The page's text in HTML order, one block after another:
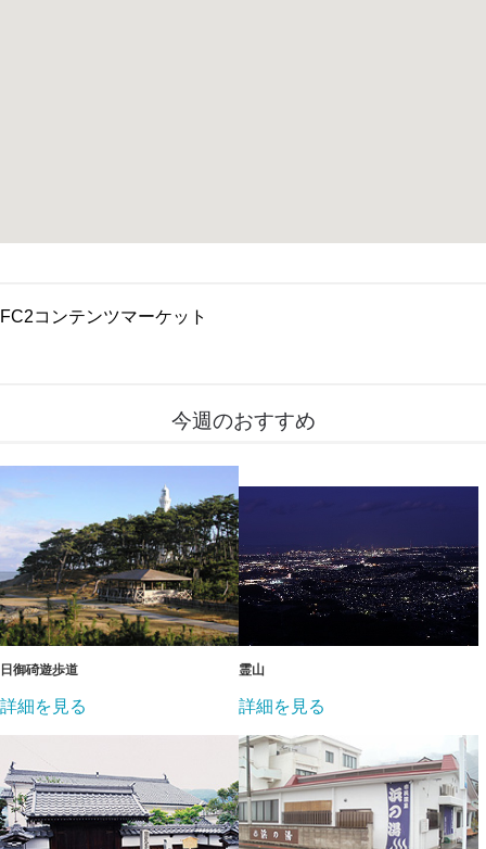
FC2コンテンツマーケット
今週のおすすめ
日御碕遊歩道
詳細を見る
霊山
詳細を見る